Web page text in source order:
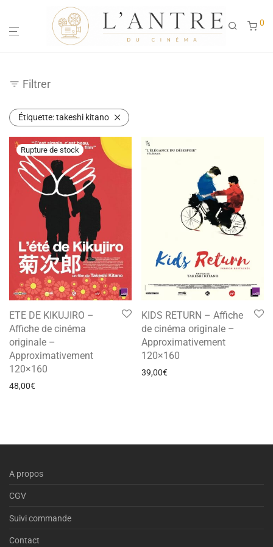
0
Filtrer
Étiquette:takeshi kitano
ETE DE KIKUJIRO –
Affiche de cinéma
originale –
Approximativement
120×160
48,00€
KIDS RETURN – Affiche
de cinéma originale –
Approximativement
120×160
39,00€
A propos
CGV
Suivi commande
Contact